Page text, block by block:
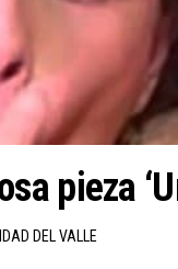
pieza
DEL VALLE